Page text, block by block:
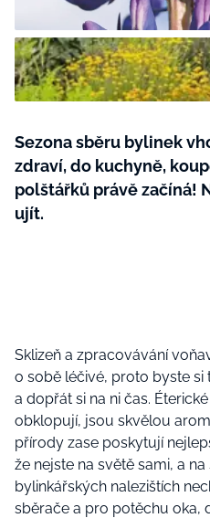
Tvoření
Rady a tipy
Extra
SVĚT
ROČNÍ
SADA
Sezona sběru bylinek
zdraví, do kuchyně,
polštářků právě začíná!
ujít.
Sklizeň a zpracovávání
o sobě léčivé, proto byste si
a dopřát si na ni čas.
obklopují, jsou skvělou
přírody zase poskytují
že nejste na světě sami, a
bylinkářských nalezištích
sběrače a pro potěchu oka,